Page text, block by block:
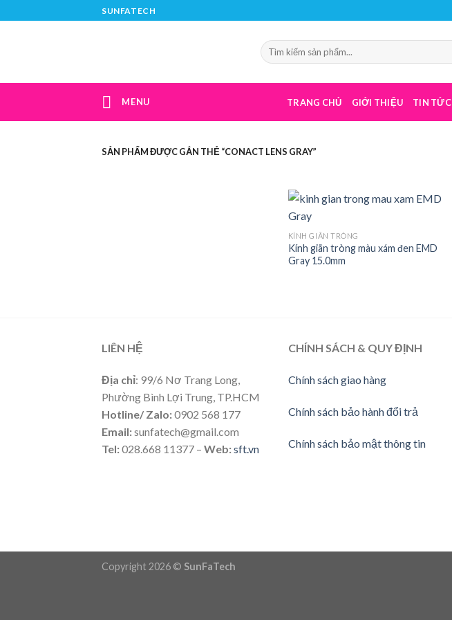
to
SUNFATECH
MENU TRANG CHỦ GIỚI THIỆU TIN TỨC
SẢN PHẨM ĐƯỢC GẮN THẺ “CONACT LENS GRAY”
KÍNH GIÃN TRÒNG
Kính giãn tròng màu xám đen EMD
Gray 15.0mm
LIÊN HỆ
Địa chỉ: 99/6 Nơ Trang Long,
Phường Bình Lợi Trung, TP.HCM
Hotline/ Zalo:0902 568 177
Email:sunfatech@gmail.com
Tel:028.668 11377 – Web:sft.vn
CHÍNH SÁCH & QUY ĐỊNH
Chính sách giao hàng
Chính sách bảo hành đổi trả
Chính sách bảo mật thông tin
Copyright 2026 © SunFaTech